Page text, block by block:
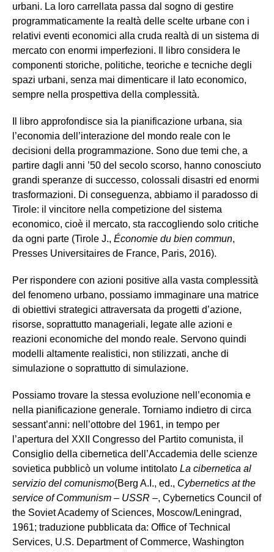
urbani. La loro carrellata passa dal sogno di gestire
programmaticamente la realtà delle scelte urbane con i
relativi eventi economici alla cruda realtà di un sistema di
mercato con enormi imperfezioni. Il libro considera le
componenti storiche, politiche, teoriche e tecniche degli
spazi urbani, senza mai dimenticare il lato economico,
sempre nella prospettiva della complessità.
Il libro approfondisce sia la pianificazione urbana, sia
l’economia dell’interazione del mondo reale con le
decisioni della programmazione. Sono due temi che, a
partire dagli anni ’50 del secolo scorso, hanno conosciuto
grandi speranze di successo, colossali disastri ed enormi
trasformazioni. Di conseguenza, abbiamo il paradosso di
Tirole: il vincitore nella competizione del sistema
economico, cioè il mercato, sta raccogliendo solo critiche
da ogni parte (Tirole J., Économie du bien commun,
Presses Universitaires de France, Paris, 2016).
Per rispondere con azioni positive alla vasta complessità
del fenomeno urbano, possiamo immaginare una matrice
di obiettivi strategici attraversata da progetti d’azione,
risorse, soprattutto manageriali, legate alle azioni e
reazioni economiche del mondo reale. Servono quindi
modelli altamente realistici, non stilizzati, anche di
simulazione o soprattutto di simulazione.
Possiamo trovare la stessa evoluzione nell’economia e
nella pianificazione generale. Torniamo indietro di circa
sessant’anni: nell’ottobre del 1961, in tempo per
l’apertura del XXII Congresso del Partito comunista, il
Consiglio della cibernetica dell’Accademia delle scienze
sovietica pubblicò un volume intitolato La cibernetica al
servizio del comunismo(Berg A.I., ed., Cybernetics at the
service of Communism – USSR –, Cybernetics Council of
the Soviet Academy of Sciences, Moscow/Leningrad,
1961; traduzione pubblicata da: Office of Technical
Services, U.S. Department of Commerce, Washington